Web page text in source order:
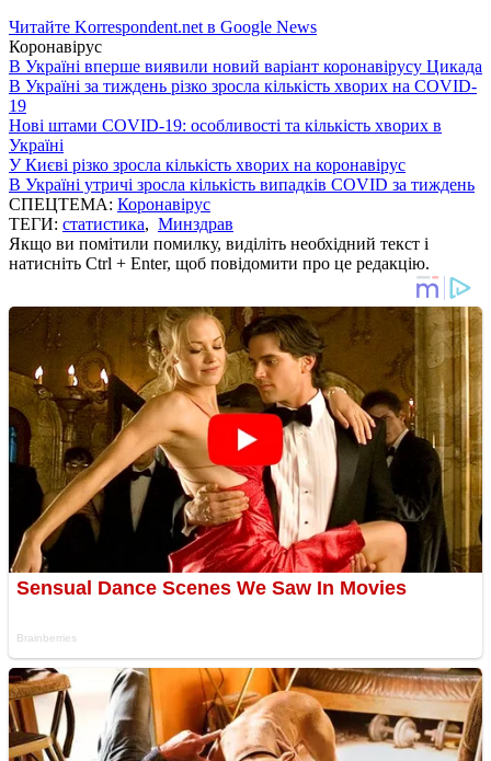
Читайте Korrespondent.net в Google News
Коронавірус
В Україні вперше виявили новий варіант коронавірусу Цикада
В Україні за тиждень різко зросла кількість хворих на COVID-
19
Нові штами COVID-19: особливості та кількість хворих в
Україні
У Києві різко зросла кількість хворих на коронавірус
В Україні утричі зросла кількість випадків COVID за тиждень
СПЕЦТЕМА: Коронавірус
ТЕГИ: статистика, Минздрав
Якщо ви помітили помилку, виділіть необхідний текст і
натисніть Ctrl + Enter, щоб повідомити про це редакцію.